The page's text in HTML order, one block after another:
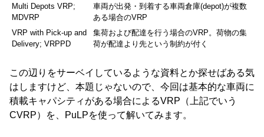
Multi Depots VRP;
MDVRP
車両が出発・到着する車両倉庫(depot)が複数
ある場合のVRP
VRP with Pick-up and
Delivery; VRPPD
集荷および配達を行う場合のVRP。荷物の集
荷が配達より先という制約が付く
この辺りをサーベイしているような資料とか探せばある気
はしますけど、本題じゃないので、今回は基本的な車両に
積載キャパシティがある場合によるVRP（上記でいう
CVRP）を、PuLPを使って解いてみます。